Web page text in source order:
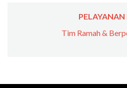
PELAYANAN
Tim Ramah &